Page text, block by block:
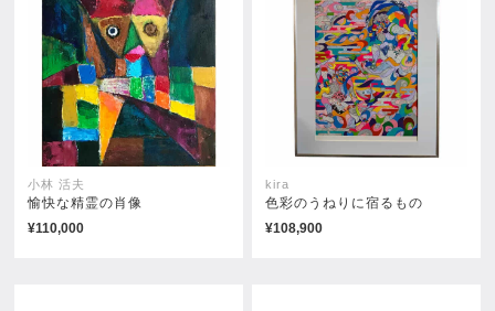
小林 活夫
愉快な精霊の肖像
¥110,000
kira
色彩のうねりに宿るもの
¥108,900